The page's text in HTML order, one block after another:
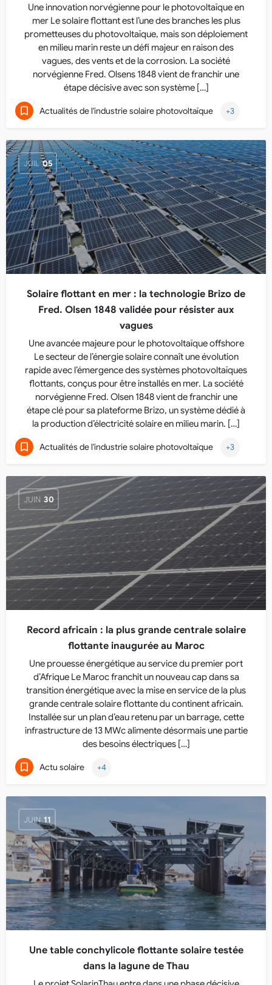
Une innovation norvégienne pour le photovoltaïque en
mer Le solaire flottant est l’une des branches les plus
prometteuses du photovoltaïque, mais son déploiement
en milieu marin reste un défi majeur en raison des
vagues, des vents et de la corrosion. La société
norvégienne Fred. Olsens 1848 vient de franchir une
étape décisive avec son système […]
Actualités de l'industrie solaire photovoltaïque +3
JUIL 05
Solaire flottant en mer : la technologie Brizo de
Fred. Olsen 1848 validée pour résister aux
vagues
Une avancée majeure pour le photovoltaïque offshore
Le secteur de l’énergie solaire connaît une évolution
rapide avec l’émergence des systèmes photovoltaïques
flottants, conçus pour être installés en mer. La société
norvégienne Fred. Olsen 1848 vient de franchir une
étape clé pour sa plateforme Brizo, un système dédié à
la production d’électricité solaire en milieu marin. […]
Actualités de l'industrie solaire photovoltaïque +3
JUIN 30
Record africain : la plus grande centrale solaire
flottante inaugurée au Maroc
Une prouesse énergétique au service du premier port
d’Afrique Le Maroc franchit un nouveau cap dans sa
transition énergétique avec la mise en service de la plus
grande centrale solaire flottante du continent africain.
Installée sur un plan d’eau retenu par un barrage, cette
infrastructure de 13 MWc alimente désormais une partie
des besoins électriques […]
Actu solaire +4
JUIN 11
Une table conchylicole flottante solaire testée
dans la lagune de Thau